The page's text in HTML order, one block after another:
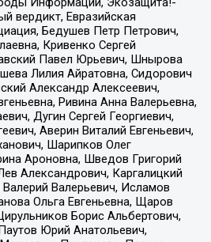
вердикт, Евразийская
Бедушев Петр Петрович,
Кривенко Сергей
Павел Юрьевич, Шнырова
Лилия Айратовна, Сидорович
Александр Алексеевич,
Ривина Анна Валерьевна,
Дугин Сергей Георгиевич,
Аверин Виталий Евгеньевич,
Шарипков Олег
Ароновна, Шведов Григорий
Александрович, Каргалицкий
Валерьевич, Исламов
Ольга Евгеньевна, Щаров
Борис Альбертович,
Юрий Анатольевич,